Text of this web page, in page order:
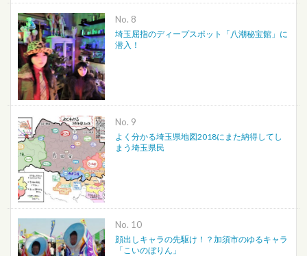
No.
埼玉屈指のディープスポット「八潮秘宝館」に
潜入！
No.
よく分かる埼玉県地図2018にまた納得してし
まう埼玉県民
No.
顔出しキャラの先駆け！？加須市のゆるキャラ
「こいのぼりん」